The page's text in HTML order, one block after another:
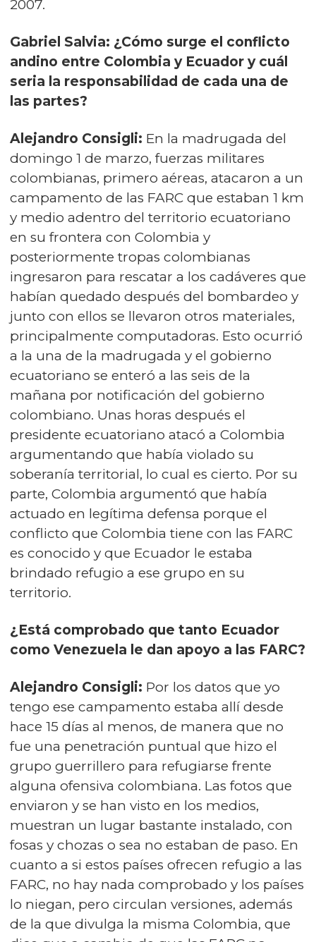
2007.
Gabriel Salvia: ¿Cómo surge el conflicto
andino entre Colombia y Ecuador y cuál
seria la responsabilidad de cada una de
las partes?
Alejandro Consigli: En la madrugada del
domingo 1 de marzo, fuerzas militares
colombianas, primero aéreas, atacaron a un
campamento de las FARC que estaban 1 km
y medio adentro del territorio ecuatoriano
en su frontera con Colombia y
posteriormente tropas colombianas
ingresaron para rescatar a los cadáveres que
habían quedado después del bombardeo y
junto con ellos se llevaron otros materiales,
principalmente computadoras. Esto ocurrió
a la una de la madrugada y el gobierno
ecuatoriano se enteró a las seis de la
mañana por notificación del gobierno
colombiano. Unas horas después el
presidente ecuatoriano atacó a Colombia
argumentando que había violado su
soberanía territorial, lo cual es cierto. Por su
parte, Colombia argumentó que había
actuado en legítima defensa porque el
conflicto que Colombia tiene con las FARC
es conocido y que Ecuador le estaba
brindado refugio a ese grupo en su
territorio.
¿Está comprobado que tanto Ecuador
como Venezuela le dan apoyo a las FARC?
Alejandro Consigli: Por los datos que yo
tengo ese campamento estaba allí desde
hace 15 días al menos, de manera que no
fue una penetración puntual que hizo el
grupo guerrillero para refugiarse frente
alguna ofensiva colombiana. Las fotos que
enviaron y se han visto en los medios,
muestran un lugar bastante instalado, con
fosas y chozas o sea no estaban de paso. En
cuanto a si estos países ofrecen refugio a las
FARC, no hay nada comprobado y los países
lo niegan, pero circulan versiones, además
de la que divulga la misma Colombia, que